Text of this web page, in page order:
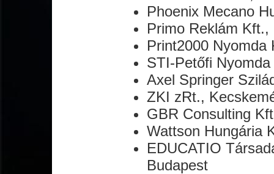
Phoenix Mecano
Primo Reklám
Print2000 Nyomda
STI-Petőfi
Axel Springer
ZKI zRt.,
GBR Consulting
Wattson Hungária
EDUCATIO
Budapest